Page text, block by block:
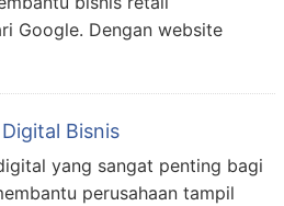
Google. Dengan website
Bisnis
yang sangat penting bagi
perusahaan tampil